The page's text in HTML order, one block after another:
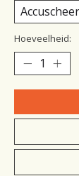
Hoeveelheid: